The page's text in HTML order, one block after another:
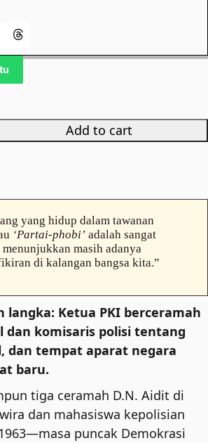
Add to cart
yang hidup dalam tawanan
‘Partai-phobi’ adalah sangat
masih adanya
di kalangan bangsa kita.”
langka: Ketua PKI berceramah
dan komisaris polisi tentang
dan tempat aparat negara
baru.
tiga ceramah D.N. Aidit di
dan mahasiswa kepolisian
puncak Demokrasi